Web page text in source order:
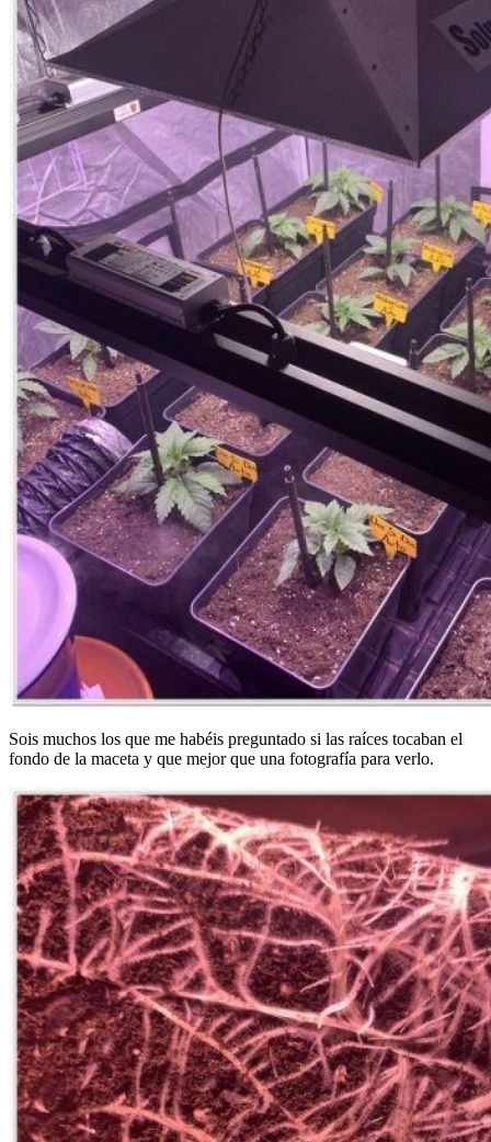
Sois muchos los que me habéis preguntado si las raíces tocaban el
fondo de la maceta y que mejor que una fotografía para verlo.